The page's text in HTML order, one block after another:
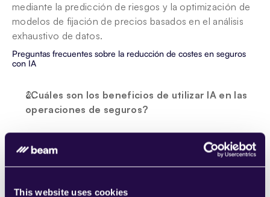
This website uses cookies
mediante la predicción de riesgos y la optimización de
modelos de fijación de precios basados en el análisis
exhaustivo de datos.
Preguntas frecuentes sobre la reducción de costes en seguros
con IA
¿Cuáles son los beneficios de utilizar IA en las
operaciones de seguros?
La IA en las operaciones de seguros ayuda a reducir
los costes operativos, mejorar la precisión en la
suscripción y el procesamiento de reclamaciones, y